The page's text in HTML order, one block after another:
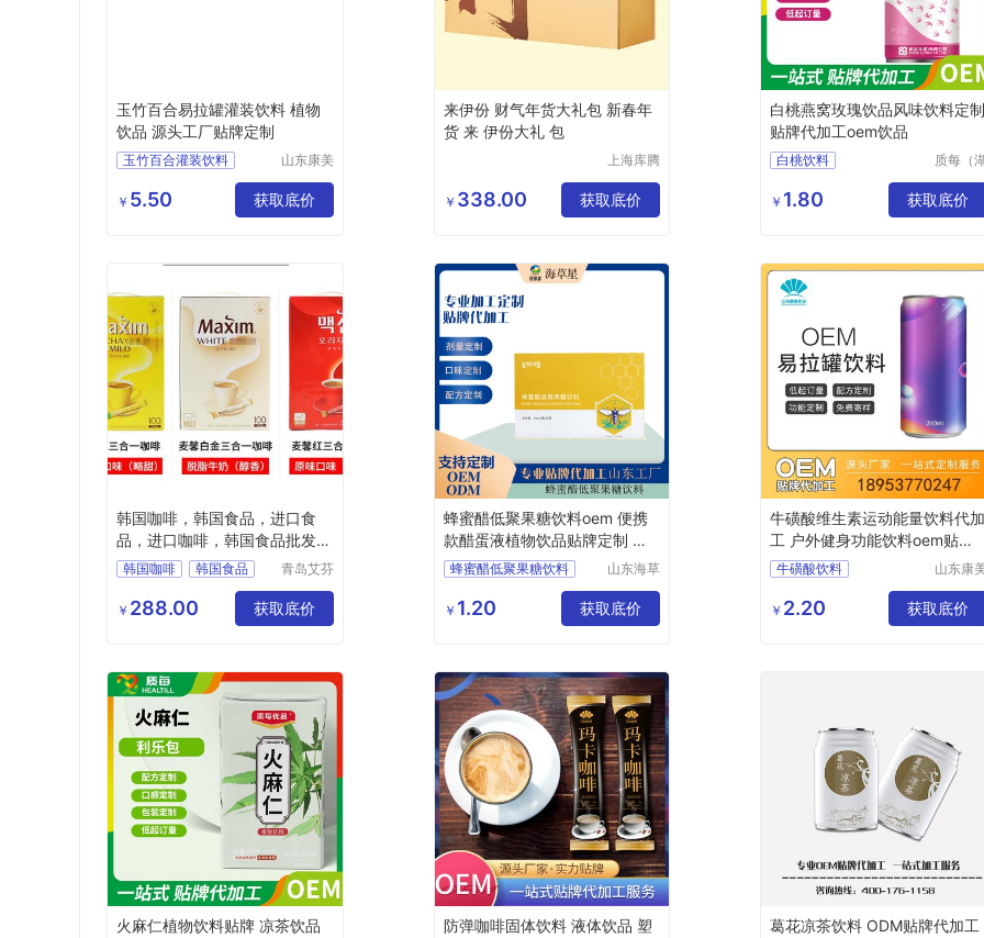
玉竹百合易拉罐灌装饮料 植物
饮品 源头工厂贴牌定制
玉竹百合灌装饮料
植物饮品灌装饮料加工定制
山东康美
公司
￥ 5.50 获取底价
来伊份 财气年货大礼包 新春年
货 来 伊份大礼 包
上海库腾
公司
￥ 338.00 获取底价
白桃燕窝玫瑰饮品风味饮料定制
贴牌代加工oem饮品
白桃饮料
风味饮料代加工
质每（
科技有限
公司
￥ 1.80 获取底价
韩国咖啡，韩国食品，进口食
品，进口咖啡，韩国食品批发零
售，
韩国咖啡
韩国食品
进口咖啡
韩国食品批发零售
青岛艾芬
限公司
￥ 288.00 获取底价
蜂蜜醋低聚果糖饮料oem 便携
款醋蛋液植物饮品贴牌定制 海
草星
蜂蜜醋低聚果糖饮料
醋蛋液植物饮品
山东海草
技有限公
司
￥ 1.20 获取底价
牛磺酸维生素运动能量饮料代加
工 户外健身功能饮料oem贴牌
定制
牛磺酸饮料
功能饮料oem
山东康
公司
￥ 2.20 获取底价
火麻仁植物饮料贴牌 凉茶饮品 防弹咖啡固体饮料 液体饮品 塑 葛花凉茶饮料 ODM贴牌代加工